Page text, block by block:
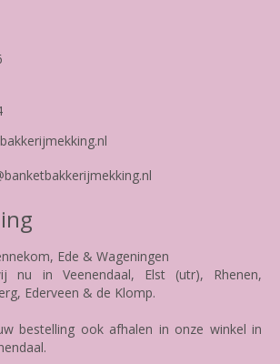
Ede & Wageningen
nu in Veenendaal, Elst (utr), Rhenen,
Ederveen & de Klomp.
bestelling ook afhalen in onze winkel in